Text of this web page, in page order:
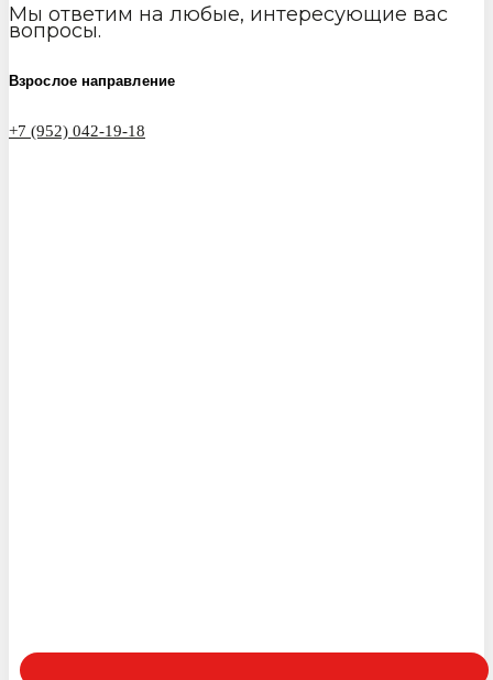
Мы ответим на любые, интересующие вас
вопросы.
Взрослое направление
+7 (952) 042-19-18